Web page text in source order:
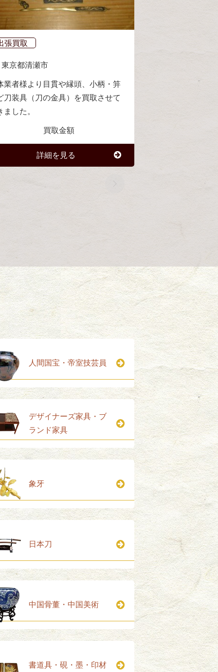
張買取
東京都清瀬市
業者様より目貫や縁頭、小柄・笄
刀装具（刀の金具）を買取させて
ました。
買取金額
詳細を見る
人間国宝・帝室技芸員
デザイナーズ家具・ブ
ランド家具
象牙
日本刀
中国骨董・中国美術
書道具・硯・墨・印材